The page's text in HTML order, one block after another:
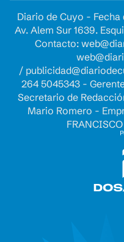
Diario de Cuyo -
Av. Alem Sur 1639.
Contacto:
/
264 5045343 -
Secretario de
Mario Romero -